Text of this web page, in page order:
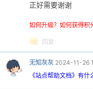
正好需要谢谢
如何升级？如何获得积
回复
无知灰灰 2024-11-26
《站点帮助文档》有